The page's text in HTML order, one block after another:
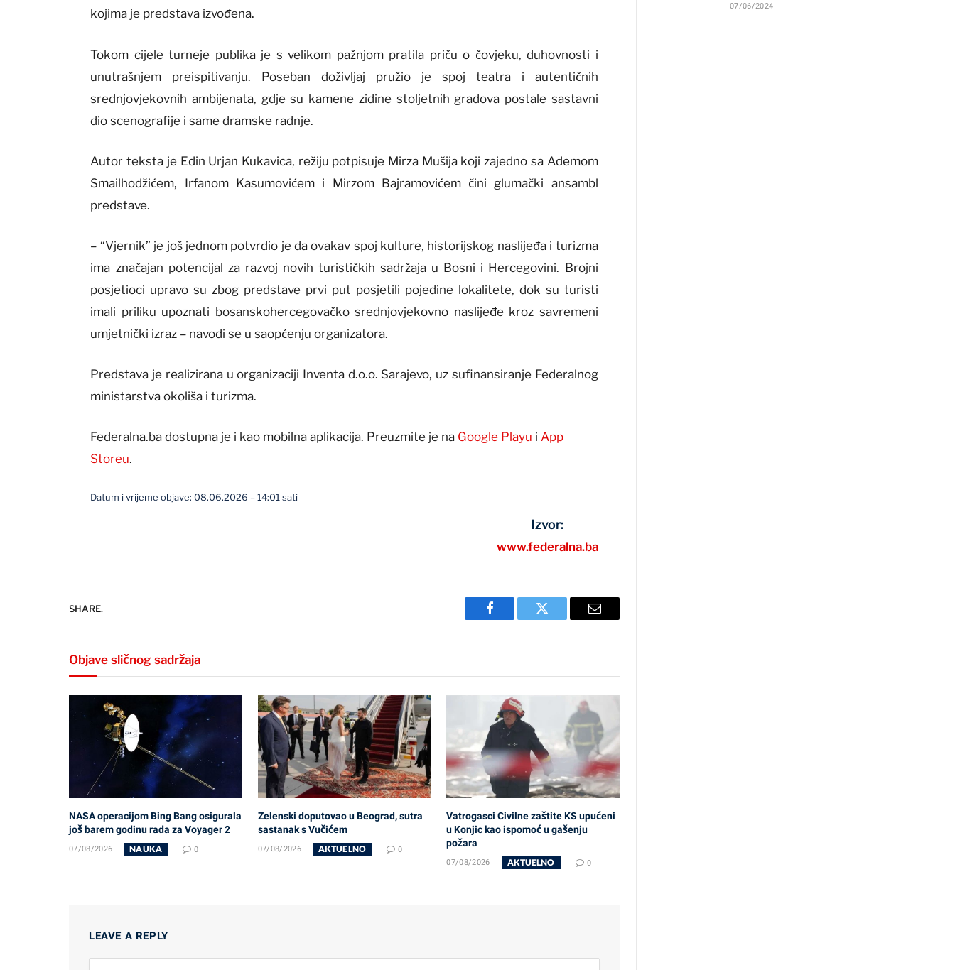
kojima je predstava izvođena.
Tokom cijele turneje publika je s velikom pažnjom pratila priču o čovjeku, duhovnosti i
unutrašnjem preispitivanju. Poseban doživljaj pružio je spoj teatra i autentičnih
srednjovjekovnih ambijenata, gdje su kamene zidine stoljetnih gradova postale sastavni
dio scenografije i same dramske radnje.
Autor teksta je Edin Urjan Kukavica, režiju potpisuje Mirza Mušija koji zajedno sa Ademom
Smailhodžićem, Irfanom Kasumovićem i Mirzom Bajramovićem čini glumački ansambl
predstave.
– “Vjernik” je još jednom potvrdio je da ovakav spoj kulture, historijskog naslijeđa i turizma
ima značajan potencijal za razvoj novih turističkih sadržaja u Bosni i Hercegovini. Brojni
posjetioci upravo su zbog predstave prvi put posjetili pojedine lokalitete, dok su turisti
imali priliku upoznati bosanskohercegovačko srednjovjekovno naslijeđe kroz savremeni
umjetnički izraz – navodi se u saopćenju organizatora.
Predstava je realizirana u organizaciji Inventa d.o.o. Sarajevo, uz sufinansiranje Federalnog
ministarstva okoliša i turizma.
Federalna.ba dostupna je i kao mobilna aplikacija. Preuzmite je na Google Playu iApp
Storeu.
Datum i vrijeme objave: 08.06.2026 – 14:01 sati
Izvor:
www.federalna.ba
SHARE.
Facebook Twitter Email
Objave sličnog sadržaja
NASA operacijom Bing Bang osigurala
još barem godinu rada za Voyager 2
07/08/2026 NAUKA 0
Zelenski doputovao u Beograd, sutra
sastanak s Vučićem
07/08/2026 AKTUELNO 0
Vatrogasci Civilne zaštite KS upućeni
u Konjic kao ispomoć u gašenju
požara
07/08/2026 AKTUELNO 0
LEAVE A REPLY
07/06/2024